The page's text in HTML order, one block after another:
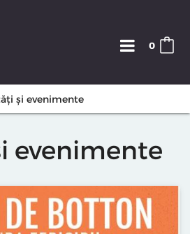
0
și evenimente
evenimente